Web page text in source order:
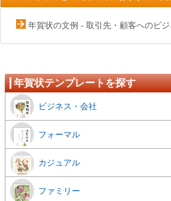
年賀状の文例 - 取引先・顧客へのビ
年賀状テンプレートを探す
ビジネス・会社
フォーマル
カジュアル
ファミリー